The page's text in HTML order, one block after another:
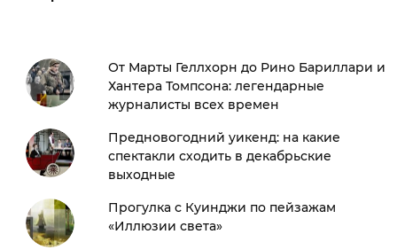
От Марты Геллхорн до Рино Бариллари и
Хантера Томпсона: легендарные
журналисты всех времен
Предновогодний уикенд: на какие
спектакли сходить в декабрьские
выходные
Прогулка с Куинджи по пейзажам
«Иллюзии света»